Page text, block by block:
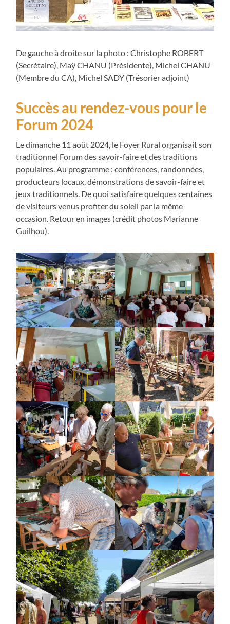
De gauche à droite sur la photo : Christophe ROBERT
(Secrétaire), Maÿ CHANU (Présidente), Michel CHANU
(Membre du CA), Michel SADY (Trésorier adjoint)
Succès au rendez-vous pour le
Forum 2024
Le dimanche 11 août 2024, le Foyer Rural organisait son
traditionnel Forum des savoir-faire et des traditions
populaires. Au programme : conférences, randonnées,
producteurs locaux, démonstrations de savoir-faire et
jeux traditionnels. De quoi satisfaire quelques centaines
de visiteurs venus profiter du soleil par la même
occasion. Retour en images (crédit photos Marianne
Guilhou).